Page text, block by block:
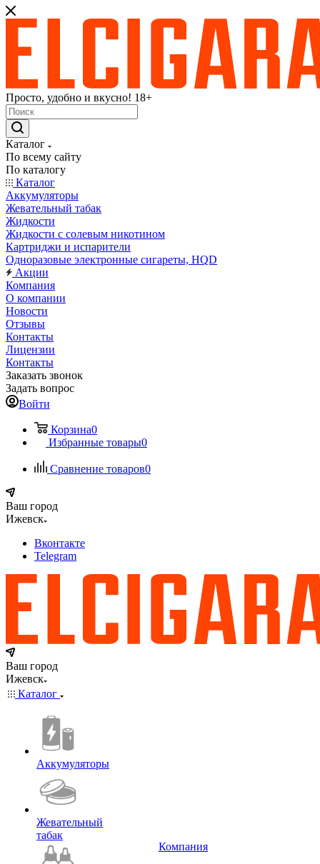
Просто, удобно и вкусно! 18+
Каталог
По всему сайту
По каталогу
Каталог
Аккумуляторы
Жевательный табак
Жидкости
Жидкости с солевым никотином
Картриджи и испарители
Одноразовые электронные сигареты, HQD
Акции
Компания
О компании
Новости
Отзывы
Контакты
Лицензии
Контакты
Заказать звонок
Задать вопрос
Войти
Корзина0
Избранные товары0
Сравнение товаров0
Ваш город
Ижевск
Вконтакте
Telegram
Ваш город
Ижевск
Каталог
Аккумуляторы
Жевательный
табак
Компания